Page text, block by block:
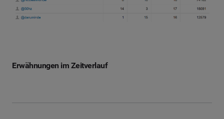
Erwähnungen im Zeitverlauf